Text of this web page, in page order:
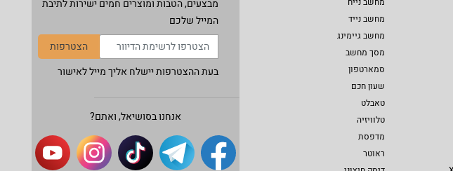
מחשב נייד
מחשב גיימינג
מסך מחשב
סמארטפון
שעון חכם
טאבלט
טלוויזיה
מדפסת
ראוטר
מבצעים, הטבות ומוצרים חמים ישירות לתיבת
המייל שלכם
הצטרפות
בעת ההצטרפות יישלח אליך מייל לאישור
אנחנו בסושיאל, ואתם?